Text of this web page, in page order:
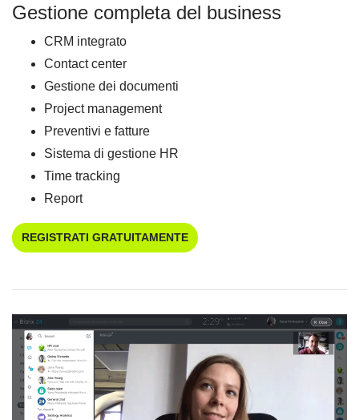
Gestione completa del business
CRM integrato
Contact center
Gestione dei documenti
Project management
Preventivi e fatture
Sistema di gestione HR
Time tracking
Report
REGISTRATI GRATUITAMENTE